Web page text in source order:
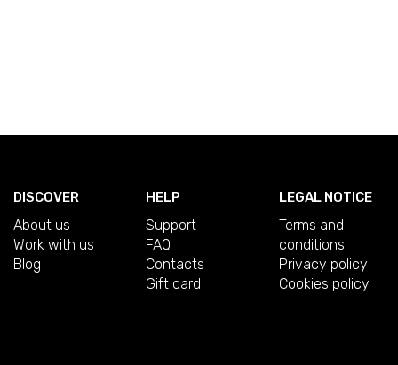
DISCOVER
About us
Work with us
Blog
HELP
Support
FAQ
Contacts
Gift card
LEGAL NOTICE
Terms and
conditions
Privacy policy
Cookies policy